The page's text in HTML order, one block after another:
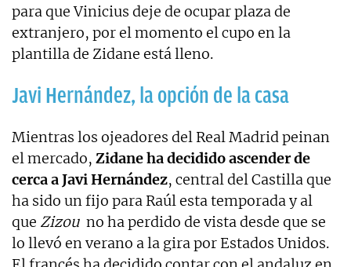
para que Vinicius deje de ocupar plaza de
extranjero, por el momento el cupo en la
plantilla de Zidane está lleno.
Javi Hernández, la opción de la casa
Mientras los ojeadores del Real Madrid peinan
el mercado, Zidane ha decidido ascender de
cerca a Javi Hernández, central del Castilla que
ha sido un fijo para Raúl esta temporada y al
que Zizou no ha perdido de vista desde que se
lo llevó en verano a la gira por Estados Unidos.